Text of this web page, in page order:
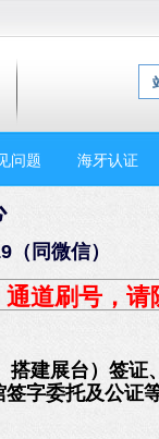
问题 海牙认证
同微信）
通道刷号，
建展台）签
字委托及公